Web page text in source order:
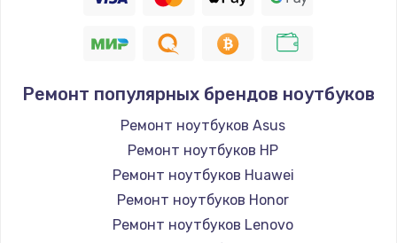
Ремонт популярных брендов ноутбуков
Ремонт ноутбуков Asus
Ремонт ноутбуков HP
Ремонт ноутбуков Huawei
Ремонт ноутбуков Honor
Ремонт ноутбуков Lenovo